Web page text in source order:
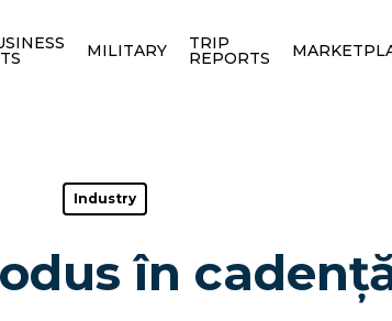
MILITARY TRIP
REPORTS
Industry
în